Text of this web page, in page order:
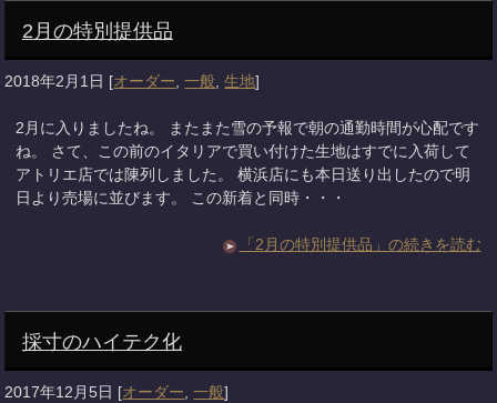
2月の特別提供品
2018年2月1日 [オーダー ,一般 ,生地]
2月に入りましたね。 またまた雪の予報で朝の通勤時間が心配です
ね。 さて、この前のイタリアで買い付けた生地はすでに入荷して
アトリエ店では陳列しました。 横浜店にも本日送り出したので明
日より売場に並びます。 この新着と同時・・・
「2月の特別提供品」の続きを読む
採寸のハイテク化
2017年12月5日 [オーダー,一般]